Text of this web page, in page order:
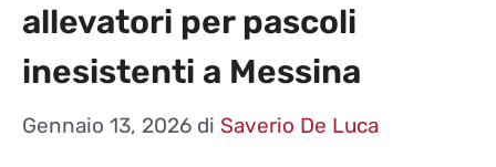
allevatori per pascoli
inesistenti a Messina
Gennaio 13, 2026 di Saverio De Luca